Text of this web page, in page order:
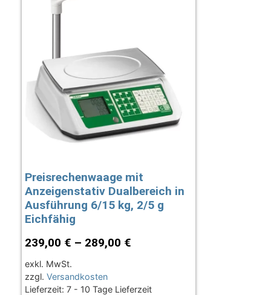
Preisrechenwaage mit
Anzeigenstativ Dualbereich in
Ausführung 6/15 kg, 2/5 g
Eichfähig
239,00 € – 289,00 €
exkl. MwSt.
zzgl. Versandkosten
Lieferzeit: 7 - 10 Tage Lieferzeit